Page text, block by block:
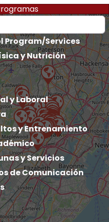
Program/Services
y Nutrición
y Laboral
y Entrenamiento
y Servicios
de Comunicación